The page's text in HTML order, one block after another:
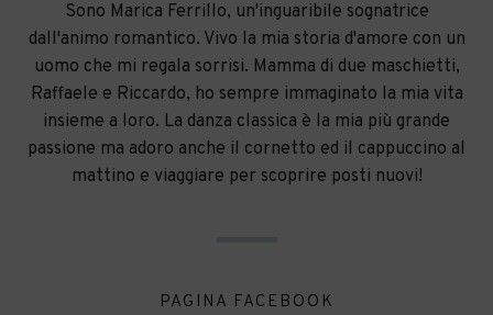
Sono Marica Ferrillo, un'inguaribile sognatrice
dall'animo romantico. Vivo la mia storia d'amore con un
uomo che mi regala sorrisi. Mamma di due maschietti,
Raffaele e Riccardo, ho sempre immaginato la mia vita
insieme a loro. La danza classica è la mia più grande
passione ma adoro anche il cornetto ed il cappuccino al
mattino e viaggiare per scoprire posti nuovi!
PAGINA FACEBOOK